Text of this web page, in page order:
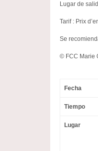
Lugar de
Tarif : Prix
Se
© FCC Marie
Fecha
Tiempo
Lugar